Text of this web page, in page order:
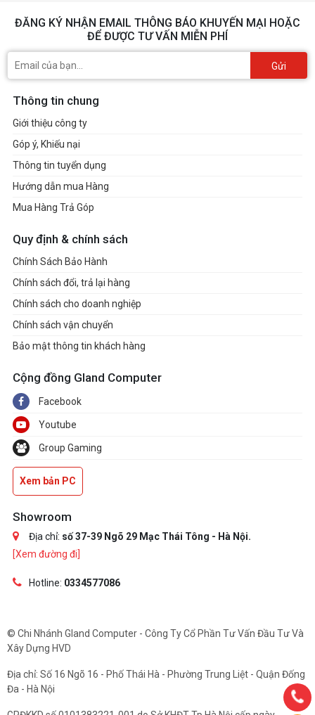
ĐĂNG KÝ NHẬN EMAIL THÔNG BÁO KHUYẾN MẠI HOẶC
ĐỂ ĐƯỢC TƯ VẤN MIỄN PHÍ
Gửi
Thông tin chung
Giới thiệu công ty
Góp ý, Khiếu nại
Thông tin tuyển dụng
Hướng dẫn mua Hàng
Mua Hàng Trả Góp
Quy định & chính sách
Chính Sách Bảo Hành
Chính sách đổi, trả lại hàng
Chính sách cho doanh nghiệp
Chính sách vận chuyển
Bảo mật thông tin khách hàng
Cộng đồng Gland Computer
Facebook
Youtube
Group Gaming
Xem bản PC
Showroom
Địa chỉ: số 37-39 Ngõ 29 Mạc Thái Tông - Hà Nội.
[Xem đường đi]
Hotline: 0334577086
© Chi Nhánh Gland Computer - Công Ty Cổ Phần Tư Vấn Đầu Tư Và
Xây Dựng HVD
Địa chỉ: Số 16 Ngõ 16 - Phố Thái Hà - Phường Trung Liệt - Quận Đống
Đa - Hà Nội